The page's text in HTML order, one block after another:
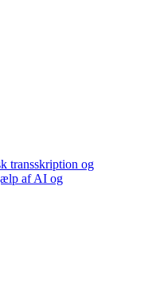
transskription og
af AI og